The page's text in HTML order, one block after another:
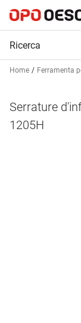
Home Ferramenta
Serrature
1205H